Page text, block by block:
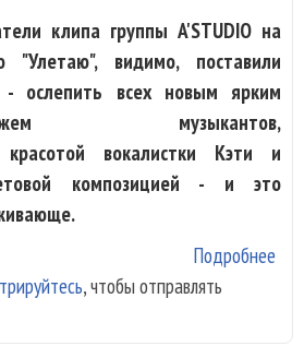
клипа группы A'STUDIO на
"Улетаю", видимо, поставили
- ослепить всех новым ярким
музыкантов,
красотой вокалистки Кэти и
композицией - и это
Подробнее
, чтобы отправлять